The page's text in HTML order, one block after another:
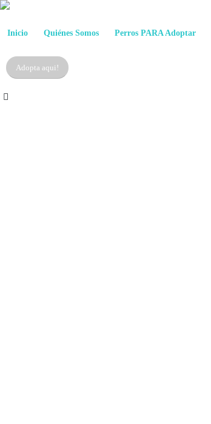
Inicio Quiénes Somos Perros PARA Adoptar
Adopta aqui!